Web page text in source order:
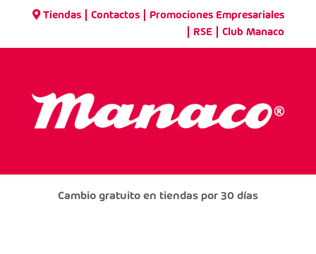
Tiendas |Contactos Promociones Empresariales
RSE |Club Manaco
Cambio gratuito en tiendas por 30 días